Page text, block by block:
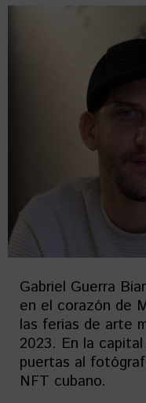
Gabriel Guerra
en el corazón de
las ferias de arte
2023. En la
puertas al
NFT cubano.